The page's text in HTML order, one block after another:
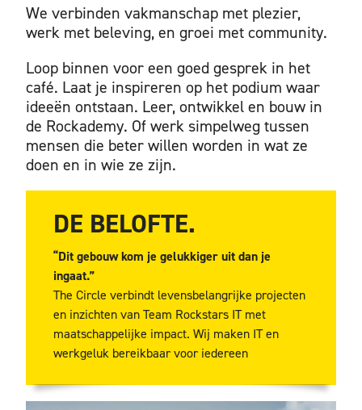
We verbinden vakmanschap met plezier,
werk met beleving, en groei met community.
Loop binnen voor een goed gesprek in het
café. Laat je inspireren op het podium waar
ideeën ontstaan. Leer, ontwikkel en bouw in
de Rockademy. Of werk simpelweg tussen
mensen die beter willen worden in wat ze
doen en in wie ze zijn.
DE BELOFTE.
“Dit gebouw kom je gelukkiger uit dan je
ingaat.”
The Circle verbindt levensbelangrijke projecten
en inzichten van Team Rockstars IT met
maatschappelijke impact. Wij maken IT en
werkgeluk bereikbaar voor iedereen